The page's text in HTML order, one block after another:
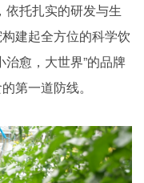
依托扎实的研发与生
建起全方位的科学饮
愈，大世界”的品牌
第一道防线。